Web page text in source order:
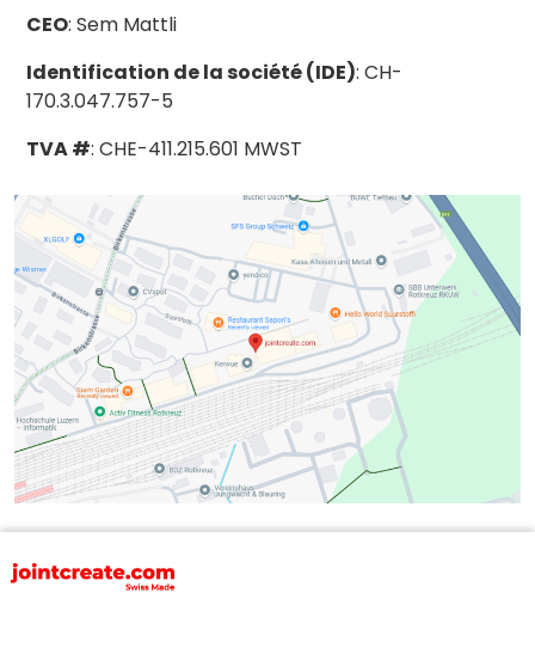
CEO: Sem Mattli
Identification de la société (IDE): CH-
170.3.047.757-5
TVA #: CHE-411.215.601 MWST